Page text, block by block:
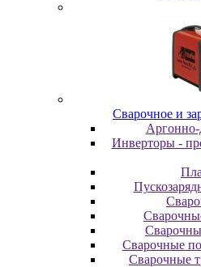
Cвapoчнoe и
Аргонно-
Инверторы -
Сварочные
Сварочные